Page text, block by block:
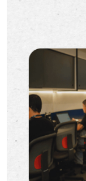
organização
banheiro
O grande
momentos
sem precisar sair de
imóvel: 3
iluminada;
suíte;
arejados e
Localização